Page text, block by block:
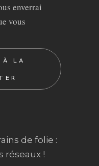
enverrai
vous
À LA
de folie :
réseaux !